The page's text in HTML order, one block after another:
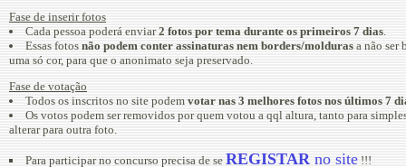
Fase de inserir fotos
Cada pessoa poderá enviar2 fotos por tema durante os primeiros 7 dias
Essas fotosnão podem conter assinaturas nem borders/molduras a não ser
uma só cor, para que o anonimato seja preservado.
Fase de votação
Todos os inscritos no site podemvotar nas 3 melhores fotos nos últimos 7
Os votos podem ser removidos por quem votou a qql altura, tanto para
alterar para outra foto.
Para participar no concurso precisa de se REGISTAR no site !!!